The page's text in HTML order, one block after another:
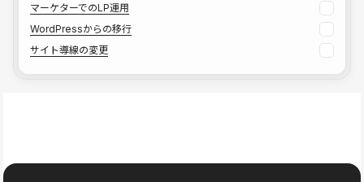
マーケターでのLP運用
WordPressからの移行
サイト導線の変更